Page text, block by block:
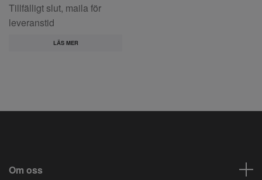
Tillfälligt slut, maila för
leveranstid
LÄS MER
Om oss